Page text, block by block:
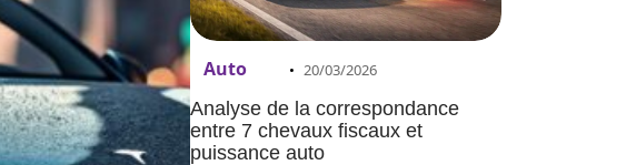
Auto 20/03/2026
Analyse de la correspondance
entre 7 chevaux fiscaux et
puissance auto